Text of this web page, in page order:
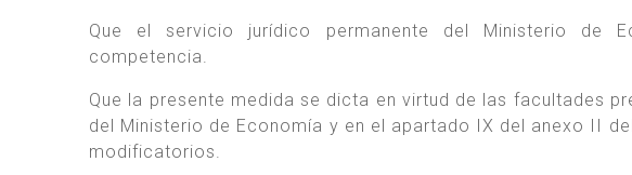
Que el servicio jurídico permanente del Ministerio de
competencia.
Que la presente medida se dicta en virtud de las facultades
del Ministerio de Economía y en el apartado IX del anexo II
modificatorios.